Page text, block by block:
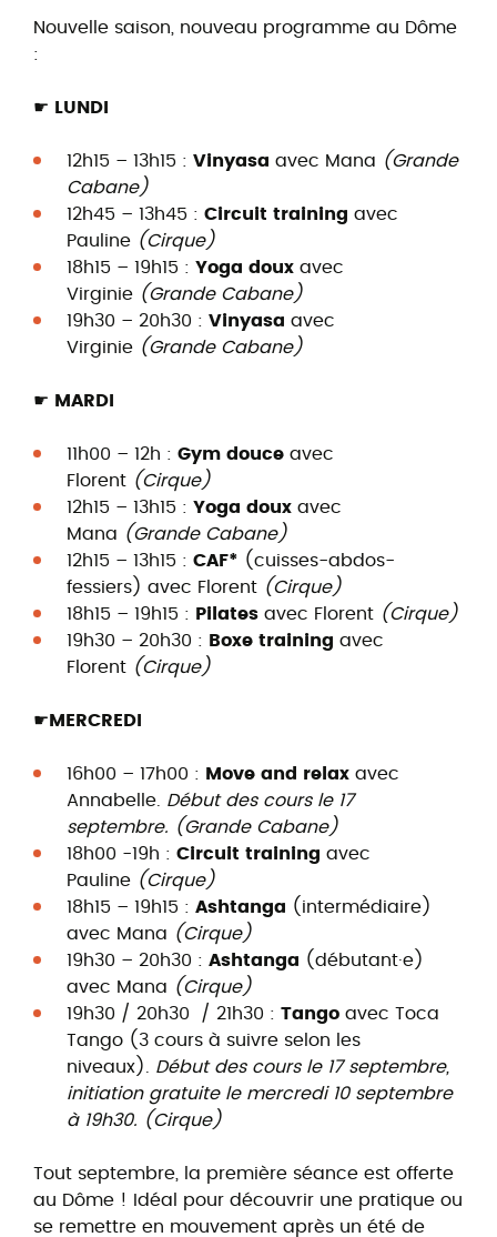
Nouvelle saison, nouveau programme au Dôme
:
☛ LUNDI
12h15 – 13h15 : Vinyasa avec Mana (Grande
Cabane)
12h45 – 13h45 : Circuit training avec
Pauline (Cirque)
18h15 – 19h15 : Yoga doux avec
Virginie (Grande Cabane)
19h30 – 20h30 : Vinyasa avec
Virginie (Grande Cabane)
☛ MARDI
11h00 – 12h : Gym douce avec
Florent (Cirque)
12h15 – 13h15 : Yoga doux avec
Mana (Grande Cabane)
12h15 – 13h15 : CAF* (cuisses-abdos-
fessiers) avec Florent (Cirque)
18h15 – 19h15 :
Pilates avec Florent (Cirque)
19h30 – 20h30 :
Boxe training avec
Florent (Cirque)
☛MERCREDI
16h00 – 17h00 : Move and relax avec
Annabelle. Début des cours le 17
septembre. (Grande Cabane)
18h00 -19h : Circuit training avec
Pauline (Cirque)
18h15 – 19h15 : Ashtanga (intermédiaire)
avec Mana (Cirque)
19h30 – 20h30 : Ashtanga (débutant·e)
avec Mana (Cirque)
19h30 / 20h30 / 21h30 : Tango avec Toca
Tango (3 cours à suivre selon les
niveaux). Début des cours le 17 septembre,
initiation gratuite le mercredi 10 septembre
à 19h30. (Cirque)
Tout septembre, la première séance est offerte
au Dôme ! Idéal pour découvrir une pratique ou
se remettre en mouvement après un été de